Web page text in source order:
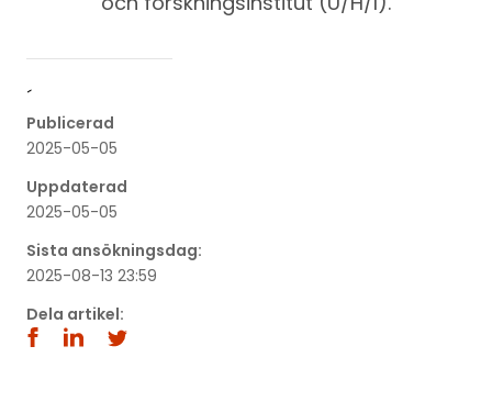
´
Publicerad
2025-05-05
Uppdaterad
2025-05-05
Sista ansökningsdag:
2025-08-13 23:59
Dela artikel: